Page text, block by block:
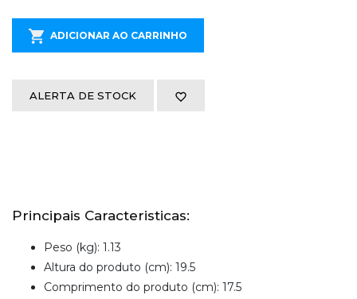
ADICIONAR AO CARRINHO
ALERTA DE STOCK
Principais Caracteristicas:
Peso (kg): 1.13
Altura do produto (cm): 19.5
Comprimento do produto (cm): 17.5